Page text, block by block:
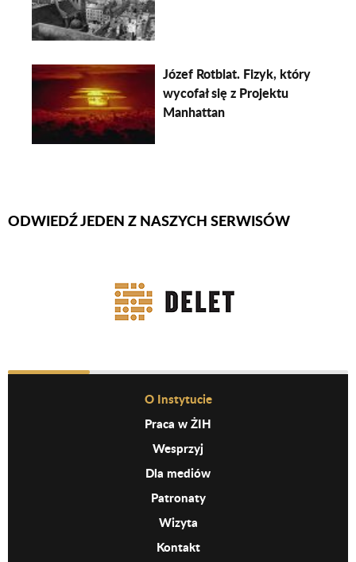
Józef Rotblat. Fizyk, który
wycofał się z Projektu
Manhattan
Firmy Rotator
ODWIEDŹ JEDEN Z NASZYCH SERWISÓW
Before Footer MenuO Instytucie
Praca w ŻIH
Wesprzyj
Dla mediów
Patronaty
Wizyta
Kontakt